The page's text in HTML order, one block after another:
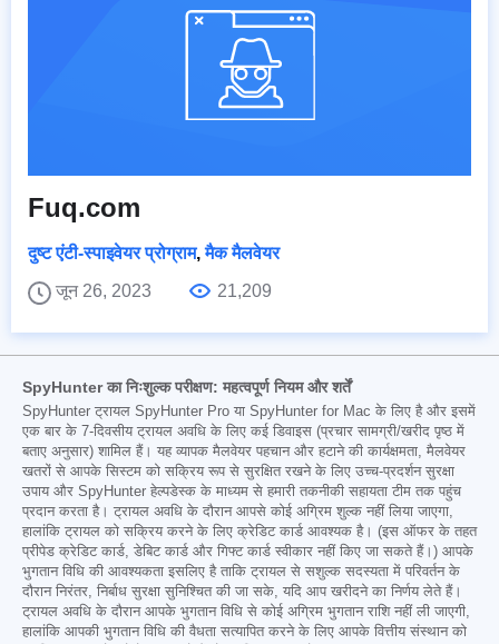
Fuq.com
दुष्ट एंटी-स्पाइवेयर प्रोग्राम,मैक मैलवेयर
जून 26, 2023
21,209
SpyHunter का निःशुल्क परीक्षण: महत्वपूर्ण नियम और शर्तें
SpyHunter ट्रायल SpyHunter Pro या SpyHunter for Mac के लिए है और इसमें
एक बार के 7-दिवसीय ट्रायल अवधि के लिए कई डिवाइस (प्रचार सामग्री/खरीद पृष्ठ में
बताए अनुसार) शामिल हैं। यह व्यापक मैलवेयर पहचान और हटाने की कार्यक्षमता, मैलवेयर
खतरों से आपके सिस्टम को सक्रिय रूप से सुरक्षित रखने के लिए उच्च-प्रदर्शन सुरक्षा
उपाय और SpyHunter हेल्पडेस्क के माध्यम से हमारी तकनीकी सहायता टीम तक पहुंच
प्रदान करता है। ट्रायल अवधि के दौरान आपसे कोई अग्रिम शुल्क नहीं लिया जाएगा,
हालांकि ट्रायल को सक्रिय करने के लिए क्रेडिट कार्ड आवश्यक है। (इस ऑफर के तहत
प्रीपेड क्रेडिट कार्ड, डेबिट कार्ड और गिफ्ट कार्ड स्वीकार नहीं किए जा सकते हैं।) आपके
भुगतान विधि की आवश्यकता इसलिए है ताकि ट्रायल से सशुल्क सदस्यता में परिवर्तन के
दौरान निरंतर, निर्बाध सुरक्षा सुनिश्चित की जा सके, यदि आप खरीदने का निर्णय लेते हैं।
ट्रायल अवधि के दौरान आपके भुगतान विधि से कोई अग्रिम भुगतान राशि नहीं ली जाएगी,
हालांकि आपकी भुगतान विधि की वैधता सत्यापित करने के लिए आपके वित्तीय संस्थान को